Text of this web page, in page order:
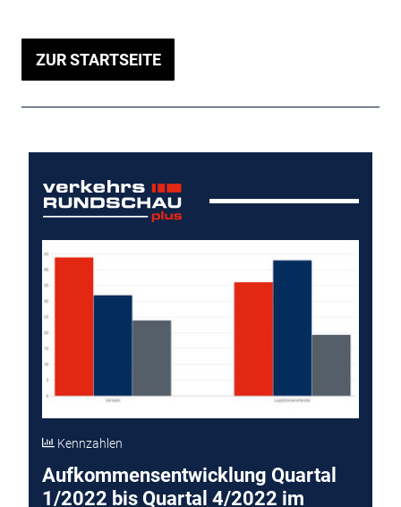
ZUR STARTSEITE
Kennzahlen
Aufkommensentwicklung Quartal
1/2022 bis Quartal 4/2022 im